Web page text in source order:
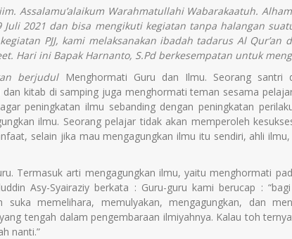
Assalamu’alaikum Warahmatullahi Wabarakaatuh.
2021 dan bisa mengikuti kegiatan tanpa halangan
PJJ, kami melaksanakan ibadah tadarus Al Qur’an
Hari ini Bapak Harnanto, S.Pd berkesempatan untuk
berjudul Menghormati Guru dan Ilmu. Seorang santri
kitab di samping juga menghormati teman sesama
peningkatan ilmu sebanding dengan peningkatan
ilmu. Seorang pelajar tidak akan memperoleh
selain jika mau mengagungkan ilmu itu sendiri, ahli
Termasuk arti mengagungkan ilmu, yaitu menghormati
Asy-Syairaziy berkata : Guru-guru kami berucap :
suka memelihara, memulyakan, mengagungkan, dan
tengah dalam pengembaraan ilmiyahnya. Kalau toh
nanti.”